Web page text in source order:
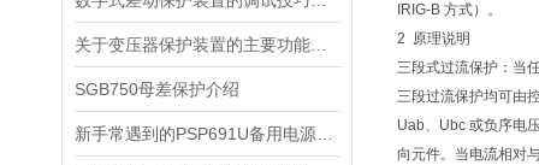
SGB750母差保护介绍
IRIG-B 方式）。
2 原理说明
三段式过流保护：当
三段过流保护均可由
Uab、Ubc 或负序电
向元件。当电流相对